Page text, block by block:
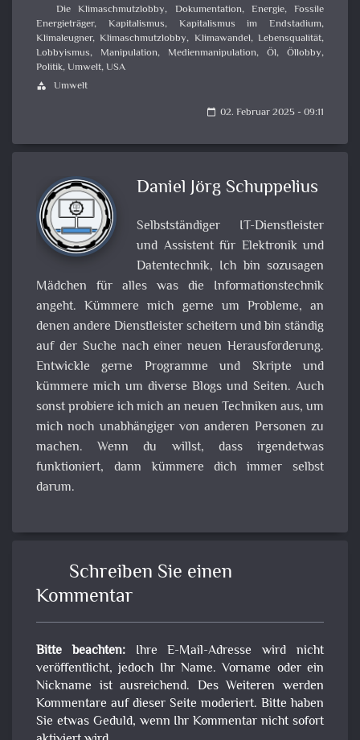
Die Klimaschmutzlobby, Dokumentation, Energie, Fossile
Energieträger, Kapitalismus, Kapitalismus im Endstadium,
Klimaleugner,Klimaschmutzlobby, Klimawandel,Lebensqualität,
Lobbyismus, Manipulation, Medienmanipulation, Öl, Öllobby,
Politik,Umwelt,USA
category Umwelt
calendar_today 02. Februar 2025 - 09:11
Daniel Jörg Schuppelius
Selbstständiger IT-Dienstleister
und Assistent für Elektronik und
Datentechnik, Ich bin sozusagen
Mädchen für alles was die Informationstechnik
angeht. Kümmere mich gerne um Probleme, an
denen andere Dienstleister scheitern und bin ständig
auf der Suche nach einer neuen Herausforderung.
Entwickle gerne Programme und Skripte und
kümmere mich um diverse Blogs und Seiten. Auch
sonst probiere ich mich an neuen Techniken aus, um
mich noch unabhängiger von anderen Personen zu
machen. Wenn du willst, dass irgendetwas
funktioniert, dann kümmere dich immer selbst
darum.
Schreiben Sie einen
Kommentar
Bitte beachten:Ihre E-Mail-Adresse wird nicht
veröffentlicht, jedoch Ihr Name. Vorname oder ein
Nickname ist ausreichend. Des Weiteren werden
Kommentare auf dieser Seite moderiert. Bitte haben
Sie etwas Geduld, wenn Ihr Kommentar nicht sofort